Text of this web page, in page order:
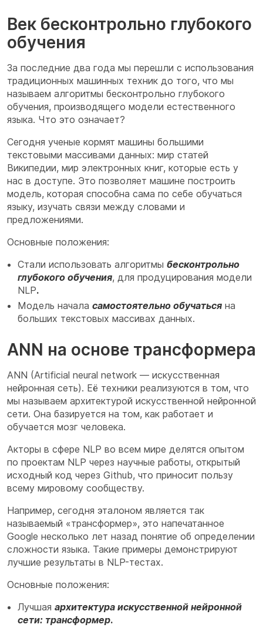
Век бесконтрольно глубокого
обучения
За последние два года мы перешли с использования
традиционных машинных техник до того, что мы
называем алгоритмы бесконтрольно глубокого
обучения, производящего модели естественного
языка. Что это означает?
Сегодня ученые кормят машины большими
текстовыми массивами данных: мир статей
Википедии, мир электронных книг, которые есть у
нас в доступе. Это позволяет машине построить
модель, которая способна сама по себе обучаться
языку, изучать связи между словами и
предложениями.
Основные положения:
Стали использовать алгоритмыбесконтрольно
глубокого обучения, для продуцирования модели
NLP.
Модель началасамостоятельно обучаться на
больших текстовых массивах данных.
ANN на основе трансформера
ANN (Artificial neural network — искусственная
нейронная сеть). Её техники реализуются в том, что
мы называем архитектурой искусственной нейронной
сети. Она базируется на том, как работает и
обучается мозг человека.
Акторы в сфере NLP во всем мире делятся опытом
по проектам NLP через научные работы, открытый
исходный код через Github, что приносит пользу
всему мировому сообществу.
Например, сегодня эталоном является так
называемый «трансформер», это напечатанное
Google несколько лет назад понятие об определении
сложности языка. Такие примеры демонстрируют
лучшие результаты в NLP-тестах.
Основные положения:
Лучшая архитектура искусственной нейронной
сети: трансформер.